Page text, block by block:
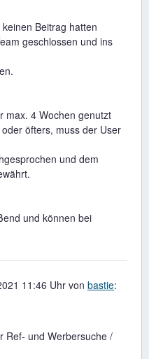
Beitrag hatten
geschlossen und ins
max. 4 Wochen genutzt
öfters, muss der User
und dem
und können bei
11:46 Uhr von bastie:
Ref- und Werbersuche /